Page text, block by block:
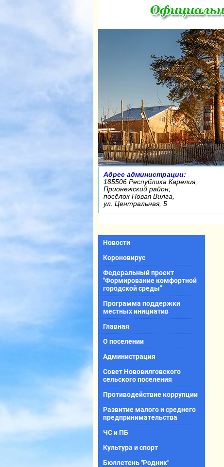
Адрес администрации:
185506 Республика Карелия,
Прионежский район,
посёлок Новая Вилга,
ул. Центральная, 5
Новости
Короновирус
Федеральный проект
"Формирование комфортной
городской среды"
Программа поддержки
местных инициатив
Главная
О поселении
Администрация
Совет Нововилговского
сельского поселения
Противодействие коррупции
Развитие малого и среднего
предпринимательства
ЧС и ПБ
Культура и спорт
Бюллетень "Родник"